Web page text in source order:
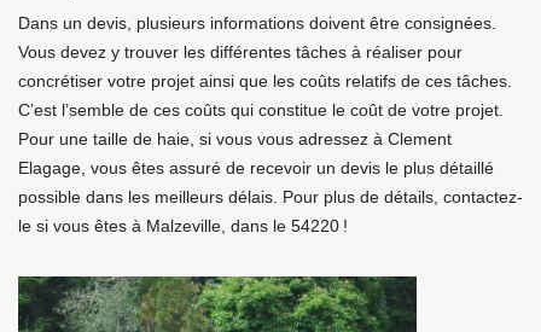
Dans un devis, plusieurs informations doivent être consignées.
Vous devez y trouver les différentes tâches à réaliser pour
concrétiser votre projet ainsi que les coûts relatifs de ces tâches.
C’est l’semble de ces coûts qui constitue le coût de votre projet.
Pour une taille de haie, si vous vous adressez à Clement
Elagage, vous êtes assuré de recevoir un devis le plus détaillé
possible dans les meilleurs délais. Pour plus de détails, contactez-
le si vous êtes à Malzeville, dans le 54220 !